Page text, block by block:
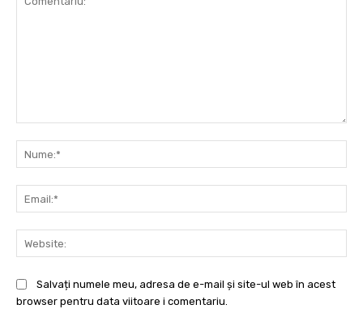
Salvați numele meu, adresa de e-mail și site-ul web în acest
browser pentru data viitoare i comentariu.